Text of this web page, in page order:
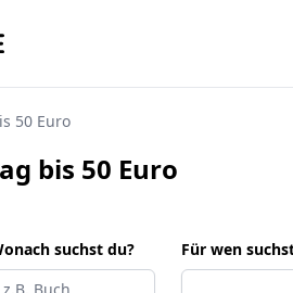
50 Euro
bis 50 Euro
suchst du? Für wen